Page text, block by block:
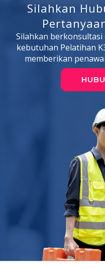
Silahkan
Silahkan
kebutuhan Pelatihan
memberikan